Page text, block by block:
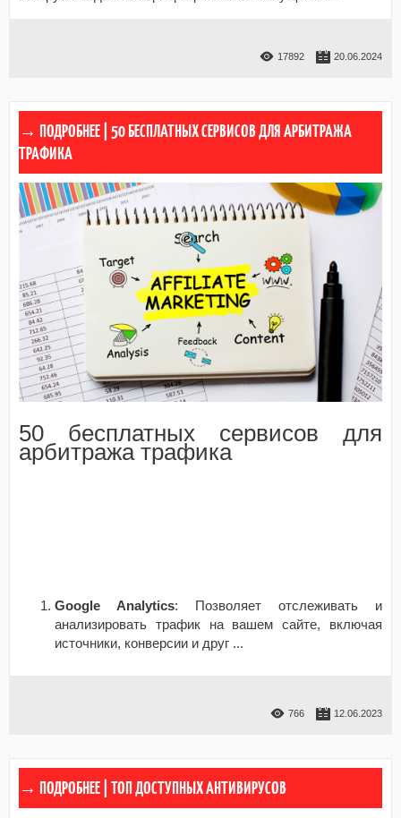
17892 20.06.2024
50 БЕСПЛАТНЫХ СЕРВИСОВ ДЛЯ АРБИТРАЖА
ТРАФИКА
50 бесплатных сервисов для
арбитража трафика
Google Analytics: Позволяет отслеживать и
анализировать трафик на вашем сайте, включая
источники, конверсии и друг ...
766 12.06.2023
ТОП ДОСТУПНЫХ АНТИВИРУСОВ